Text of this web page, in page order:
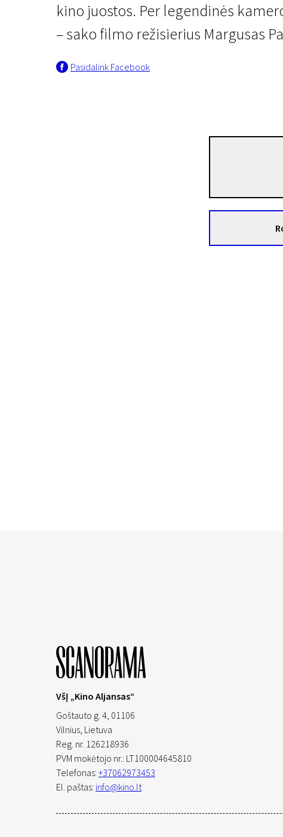
kino juostos. Per legendinės
– sako filmo režisierius Margusas
Pasidalink Facebook
VšĮ „Kino Aljansas“
Goštauto g. 4, 01106
Vilnius, Lietuva
Reg. nr. 126218936
PVM mokėtojo nr.: LT100004645810
Telefonas: +37062973453
El. paštas: info@kino.lt